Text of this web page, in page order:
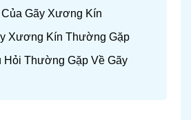
Gãy Xương Kín
Xương Kín Thường Gặp
Hỏi Thường Gặp Về Gãy